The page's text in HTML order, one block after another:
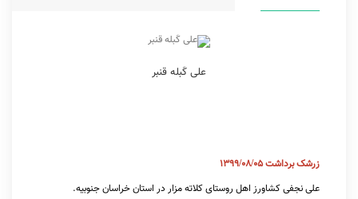
علی کَبله قنبر
زرشک برداشت 1399/08/05
علی نجفی کشاورز اهل روستای کلاته مزار در استان خراسان جنوبیه.